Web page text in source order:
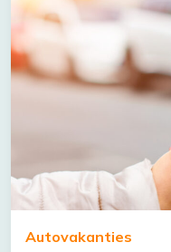
Autovakanties